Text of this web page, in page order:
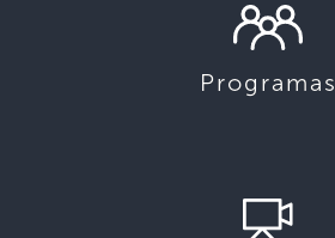
Programas